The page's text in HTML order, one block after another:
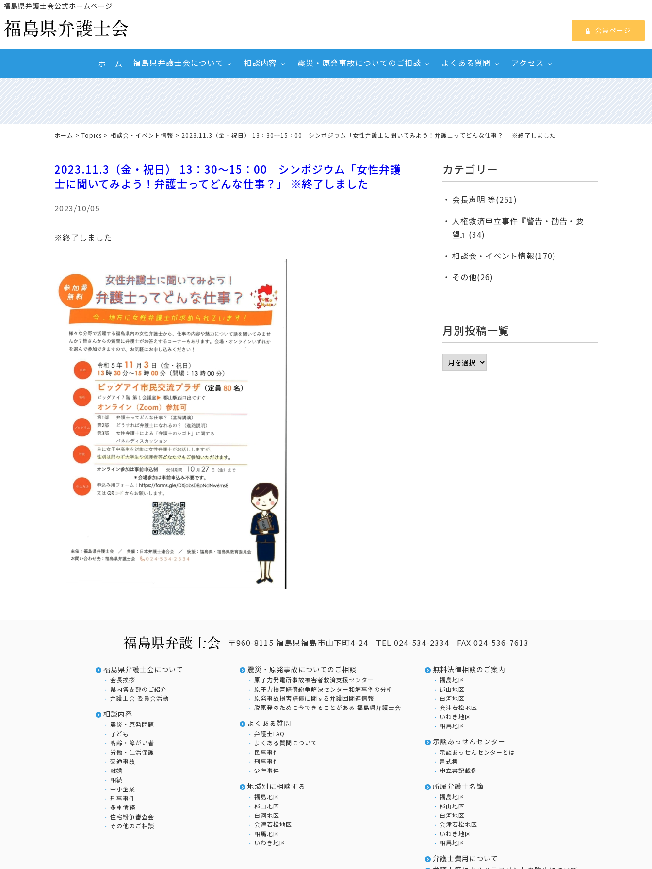
福島県弁護士会公式ホームページ
会員ページ
ホーム 福島県弁護士会について 相談内容 震災・原発事故についてのご相談 よくある質問 アクセス
ホーム > Topics > 相談会・イベント情報 > 2023.11.3（金・祝日） 13：30～15：00 シンポジウム「女性弁護士に聞いてみよう！弁護士ってどんな仕事？」 ※終了しました
2023.11.3（金・祝日） 13：30～15：00 シンポジウム「女性弁護
士に聞いてみよう！弁護士ってどんな仕事？」 ※終了しました
2023/10/05
※終了しました
カテゴリー
会長声明 等(251)
人権救済申立事件『警告・勧告・要
望』(34)
相談会・イベント情報(170)
その他(26)
月別投稿一覧
〒960-8115 福島県福島市山下町4-24 TEL 024-534-2334 FAX 024-536-7613
福島県弁護士会について
会長挨拶
県内各支部のご紹介
弁護士会 委員会活動
相談内容
震災・原発問題
子ども
高齢・障がい者
労働・生活保護
交通事故
離婚
相続
中小企業
刑事事件
多重債務
住宅紛争審査会
その他のご相談
震災・原発事故についてのご相談
原子力発電所事故被害者救済支援センター
原子力損害賠償紛争解決センター和解事例の分析
原発事故損害賠償に関する弁護団関連情報
脱原発のために今できることがある 福島県弁護士会
よくある質問
弁護士FAQ
よくある質問について
民事事件
刑事事件
少年事件
地域別に相談する
福島地区
郡山地区
白河地区
会津若松地区
相馬地区
いわき地区
無料法律相談のご案内
福島地区
郡山地区
白河地区
会津若松地区
いわき地区
相馬地区
示談あっせんセンター
示談あっせんセンターとは
書式集
申立書記載例
所属弁護士名簿
福島地区
郡山地区
白河地区
会津若松地区
いわき地区
相馬地区
弁護士費用について